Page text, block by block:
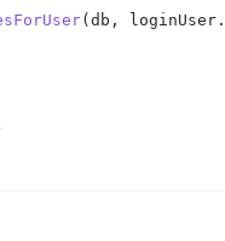
(db,